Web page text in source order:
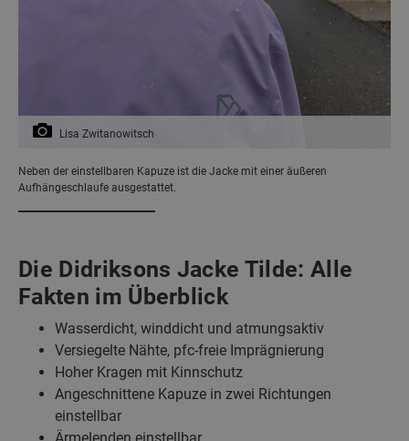
Lisa Zwitanowitsch
Neben der einstellbaren Kapuze ist die Jacke mit einer äußeren
Aufhängeschlaufe ausgestattet.
Die Didriksons Jacke Tilde: Alle
Fakten im Überblick
Wasserdicht, winddicht und atmungsaktiv
Versiegelte Nähte, pfc-freie Imprägnierung
Hoher Kragen mit Kinnschutz
Angeschnittene Kapuze in zwei Richtungen
einstellbar